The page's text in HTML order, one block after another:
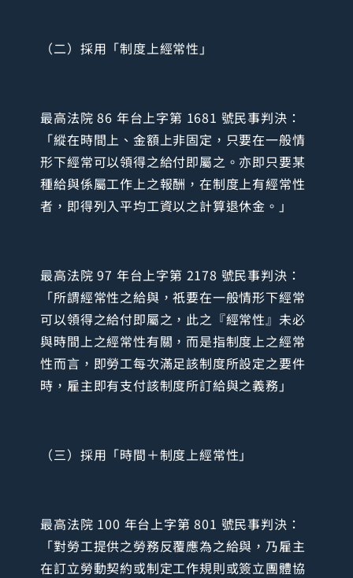
（二）採用「制度上經常性」
最高法院 86 年台上字第 1681 號民事判決：
「縱在時間上、金額上非固定，只要在一般情
形下經常可以領得之給付即屬之。亦即只要某
種給與係屬工作上之報酬，在制度上有經常性
者，即得列入平均工資以之計算退休金。」
最高法院 97 年台上字第 2178 號民事判決：
「所謂經常性之給與，祇要在一般情形下經常
可以領得之給付即屬之，此之『經常性』未必
與時間上之經常性有關，而是指制度上之經常
性而言，即勞工每次滿足該制度所設定之要件
時，雇主即有支付該制度所訂給與之義務」
（三）採用「時間＋制度上經常性」
最高法院 100 年台上字第 801 號民事判決：
「對勞工提供之勞務反覆應為之給與，乃雇主
在訂立勞動契約或制定工作規則或簽立團體協